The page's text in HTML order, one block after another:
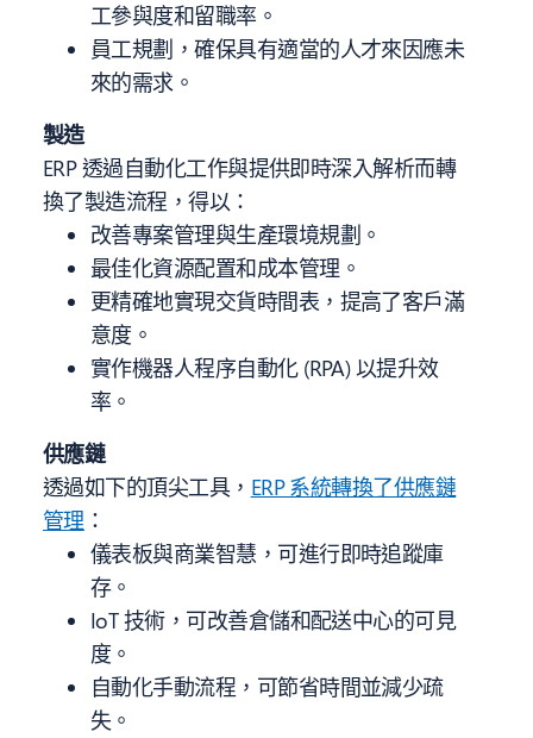
工參與度和留職率。
員工規劃，確保具有適當的人才來因應未
來的需求。
製造
ERP 透過自動化工作與提供即時深入解析而轉
換了製造流程，得以：
改善專案管理與生產環境規劃。
最佳化資源配置和成本管理。
更精確地實現交貨時間表，提高了客戶滿
意度。
實作機器人程序自動化 (RPA) 以提升效
率。
供應鏈
透過如下的頂尖工具， ERP 系統轉換了供應鏈
管理：
儀表板與商業智慧，可進行即時追蹤庫
存。
IoT 技術，可改善倉儲和配送中心的可見
度。
自動化手動流程，可節省時間並減少疏
失。